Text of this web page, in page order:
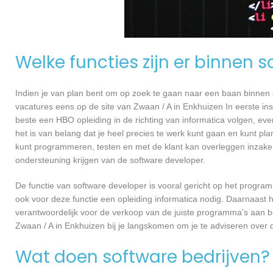
Welke functies zijn er binnen
Indien je van plan bent om op zoek te gaan naar een baan
vacatures eens op de site van Zwaan / A in Enkhuizen In eerste
beste een HBO opleiding in de richting van informatica volgen,
het is van belang dat je heel precies te werk kunt gaan en kunt
kunt programmeren, testen en met de klant kan overleggen
ondersteuning krijgen van de software developer.
De functie van software developer is vooral gericht op het
ook voor deze functie een opleiding informatica nodig.
verantwoordelijk voor de verkoop van de juiste programma’s
Zwaan / A in Enkhuizen bij je langskomen om je te adviseren
Wat doen software bedrijven?